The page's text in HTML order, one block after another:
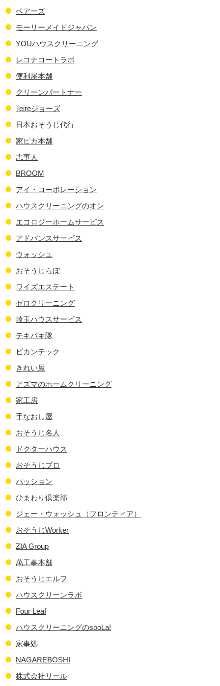
ベアーズ
モーリーメイドジャパン
YOUハウスクリーニング
レコナコートラボ
便利屋本舗
クリーンパートナー
Teireジョーズ
日本おそうじ代行
家ピカ本舗
志事人
BROOM
アイ・コーポレーション
ハウスクリーニングのオン
エコロジーホームサービス
アドバンスサービス
ウォッシュ
おそうじらぼ
ワイズエステート
ゼロクリーニング
埼玉ハウスサービス
テキパキ隊
ビカンテック
きれい屋
アズマのホームクリーニング
家工房
手なおし屋
おそうじ名人
ドクターハウス
おそうじプロ
パッション
ひまわり倶楽部
ジェー・ウォッシュ（フロンティア）
おそうじWorker
ZIA Group
萬工事本舗
おそうじエルフ
ハウスクリーンラボ
Four Leaf
ハウスクリーニングのsooLa!
家事処
NAGAREBOSHI
株式会社リール